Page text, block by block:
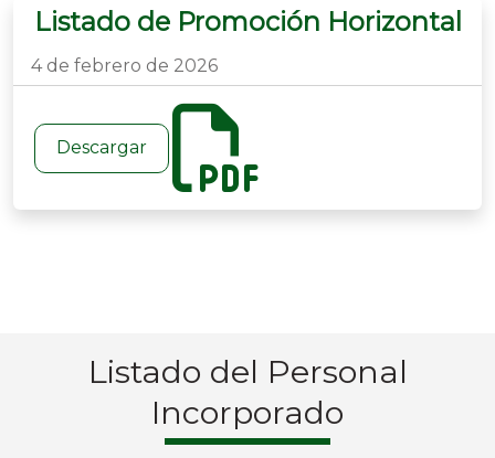
Listado de Promoción Horizontal
4 de febrero de 2026
Descargar
Listado del Personal
Incorporado